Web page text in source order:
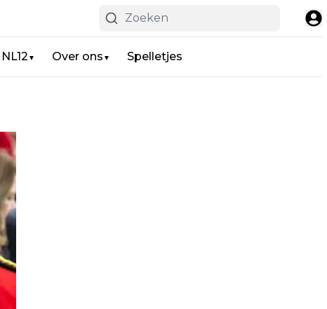
NL12 ▼ Over ons ▼ Spelletjes